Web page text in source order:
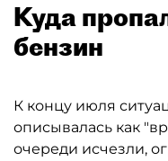
Куда
бензин
К концу июля
описывалась как
очереди исчезли,